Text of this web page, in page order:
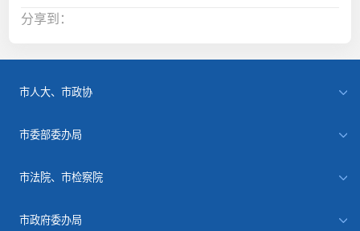
分享到：
市人大、市政协
市委部委办局
市法院、市检察院
市政府委办局